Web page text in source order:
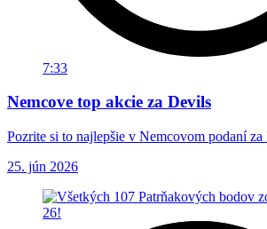
7:33
Nemcove top akcie za Devils
Pozrite si to najlepšie v Nemcovom podaní
25. jún 2026